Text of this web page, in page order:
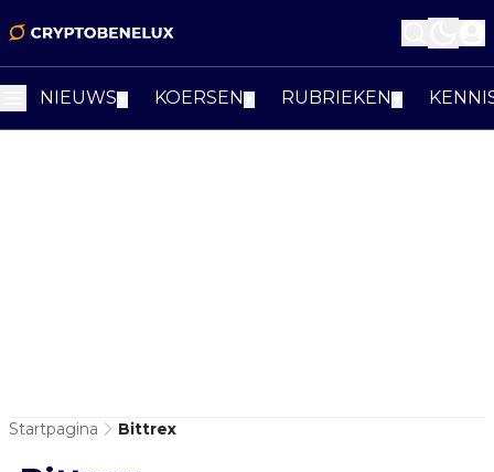
NIEUWS KOERSEN RUBRIEKEN
Startpagina Bittrex